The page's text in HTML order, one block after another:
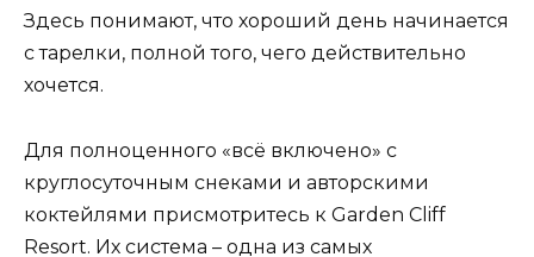
Здесь понимают, что хороший день начинается
с тарелки, полной того, чего действительно
хочется.
Для полноценного «всё включено» с
круглосуточным снеками и авторскими
коктейлями присмотритесь к Garden Cliff
Resort. Их система – одна из самых